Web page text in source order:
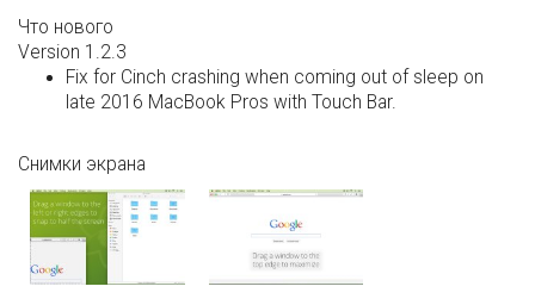
Что нового
Version 1.2.3
Fix for Cinch crashing when coming out of sleep on
late 2016 MacBook Pros with Touch Bar.
Снимки экрана